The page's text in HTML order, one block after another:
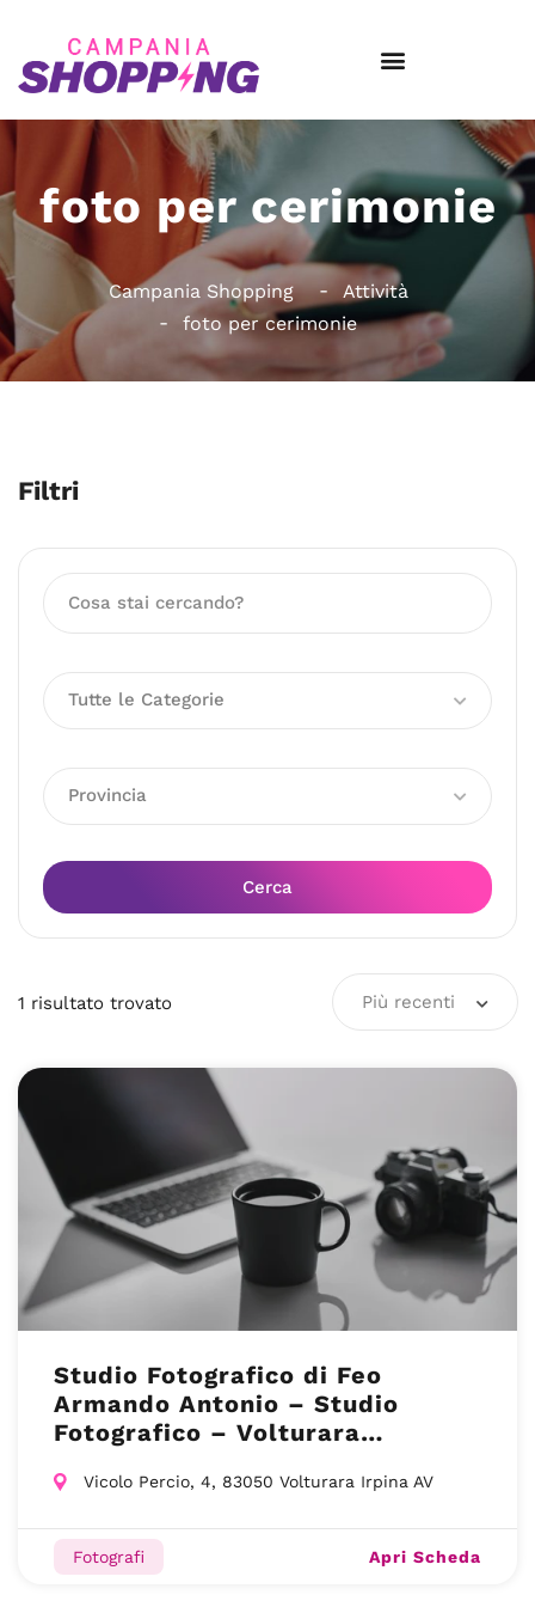
foto per cerimonie
Campania Shopping
Attività
foto per cerimonie
Filtri
Tutte le Categorie
Provincia
Cerca
1 risultato trovato Più recenti
Studio Fotografico di Feo
Armando Antonio – Studio
Fotografico – Volturara
Vicolo Percio, 4, 83050 Volturara Irpina AV
Fotografi Apri Scheda